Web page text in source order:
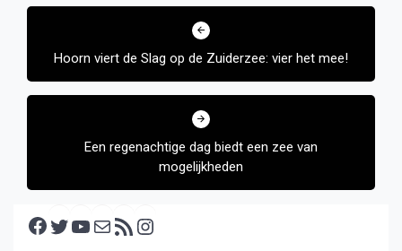
Bericht
Hoorn viert de Slag op de Zuiderzee: vier het mee!
Een regenachtige dag biedt een zee van
mogelijkheden
Facebook Twitter YouTube E-mail RSS feed